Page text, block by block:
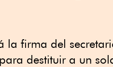
la firma del
destituir a un